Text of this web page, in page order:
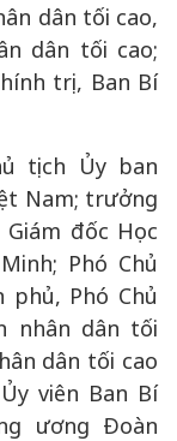
dân tối cao,
dân tối cao;
trị, Ban Bí
tịch Ủy ban
Nam; trưởng
đốc Học
Phó Chủ
Phó Chủ
nhân dân tối
dân tối cao
viên Ban Bí
ương Đoàn